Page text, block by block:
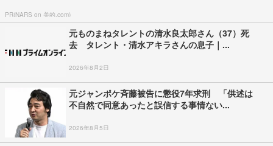
PR(NARS on 美的.com)
元ものまねタレントの清水良太郎さん（37）死
去 タレント・清水アキラさんの息子｜...
2026年8月2日
元ジャンポケ斉藤被告に懲役7年求刑 「供述は
不自然で同意あったと誤信する事情ない...
2026年8月5日